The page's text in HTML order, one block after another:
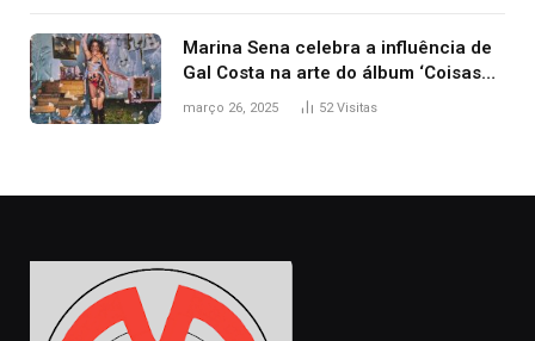
Marina Sena celebra a influência de
Gal Costa na arte do álbum ‘Coisas
naturais’
março 26, 2025 52Visitas